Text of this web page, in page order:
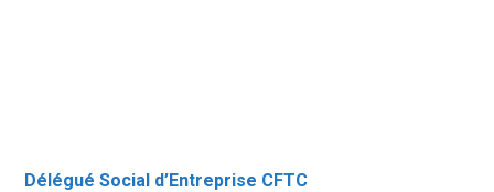
Délégué Social d’Entreprise CFTC